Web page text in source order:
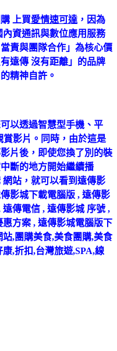
上買愛情速可達 ，因為
資通訊與數位應用服務
責與團隊合作」為核心價
遠傳 沒有距離」的品牌
精神自許。
以透過智慧型手機、平
影片。同時，由於這是
片後，即使您換了別的裝
斷的地方開始繼續播
站，就可以看到遠傳影
影城下載電腦版 , 遠傳影
傳電信 , 遠傳影城 序號 ,
方案 , 遠傳影城電腦版下
,團購美食,美食團購,美食
,折扣,台灣旅遊,SPA,線